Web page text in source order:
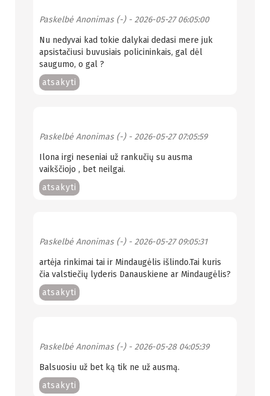
Paskelbė Anonimas (-)- 2026-05-27 06:05:00
Nu nedyvai kad tokie dalykai dedasi mere juk
apsistačiusi buvusiais policininkais, gal dėl
saugumo, o gal ?
atsakyti
Paskelbė Anonimas (-)- 2026-05-27 07:05:59
Ilona irgi neseniai už rankučių su ausma
vaikščiojo , bet neilgai.
atsakyti
Paskelbė Anonimas (-)- 2026-05-27 09:05:31
artėja rinkimai tai ir Mindaugėlis išlindo.Tai kuris
čia valstiečių lyderis Danauskiene ar Mindaugėlis?
atsakyti
Paskelbė Anonimas (-)- 2026-05-28 04:05:39
Balsuosiu už bet ką tik ne už ausmą.
atsakyti